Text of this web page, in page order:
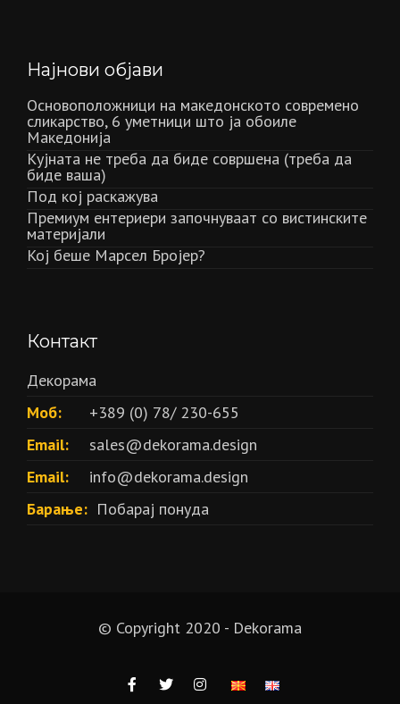
Најнови објави
Основоположници на македонското современо
сликарство, 6 уметници што ја обоиле
Македонија
Кујната не треба да биде совршена (треба да
биде ваша)
Под кој раскажува
Премиум ентериери започнуваат со вистинските
материјали
Кој беше Марсел Бројер?
Контакт
Декорама
Моб:
+389 (0) 78/ 230-655
Email:
sales@dekorama.design
Email:
info@dekorama.design
Барање: Побарај понуда
© Copyright 2020 - Dekorama